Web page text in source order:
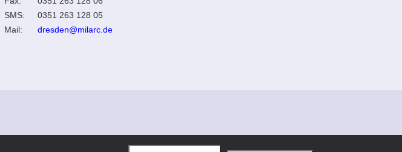
SMS:
0351 263 128 05
Mail:
dresden@milarc.de